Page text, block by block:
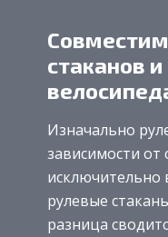
стаканов
Изначально
зависимости от
исключительно
рулевые
разница